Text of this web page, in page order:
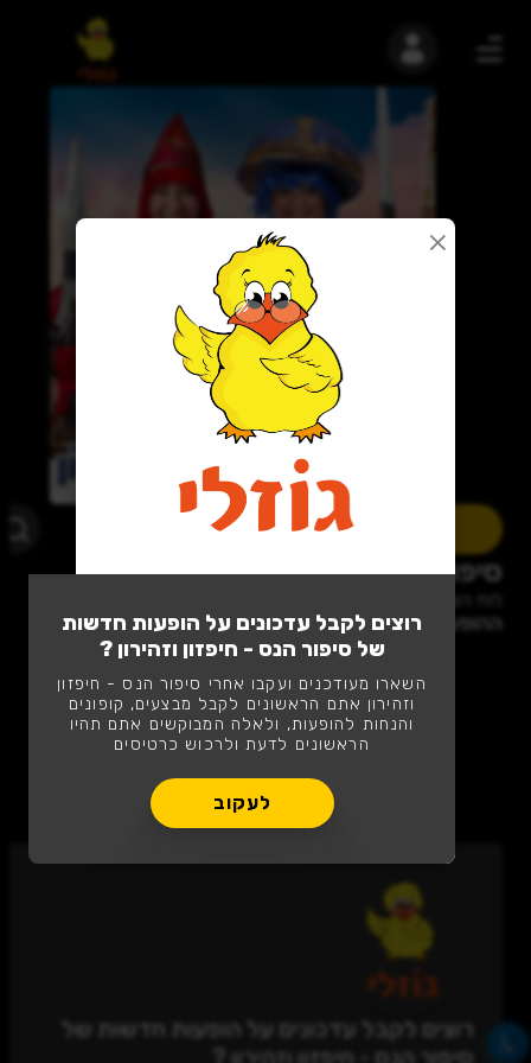
רוצים לקבל עדכונים על הופעות חדשות
של סיפור הנס - חיפזון וזהירון ?
השארו מעודכנים ועקבו אחרי סיפור הנס - חיפזון
וזהירון אתם הראשונים לקבל מבצעים, קופונים
והנחות להופעות, ולאלה המבוקשים אתם תהיו
הראשונים לדעת ולרכוש כרטיסים
לעקוב
צילום: שי הנסב
סיפור הנס - חיפזון וזהירון
2
ההופעות הקרובות בסיפור הנס - חיפזון וזהירון
אופס.. אין מה להציג כאן
רוצים לקבל עדכונים על הופעות חדשות של
סיפור הנס - חיפזון וזהירון ?